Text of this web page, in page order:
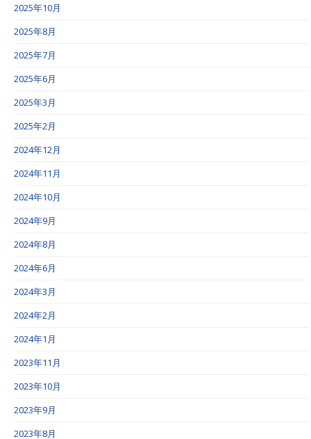
2025年10月
2025年8月
2025年7月
2025年6月
2025年3月
2025年2月
2024年12月
2024年11月
2024年10月
2024年9月
2024年8月
2024年6月
2024年3月
2024年2月
2024年1月
2023年11月
2023年10月
2023年9月
2023年8月